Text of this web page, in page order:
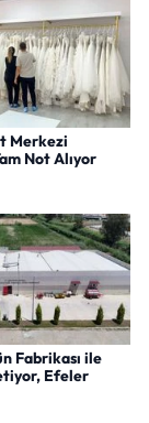
Merkezi
Not Alıyor
Fabrikası ile
Efeler